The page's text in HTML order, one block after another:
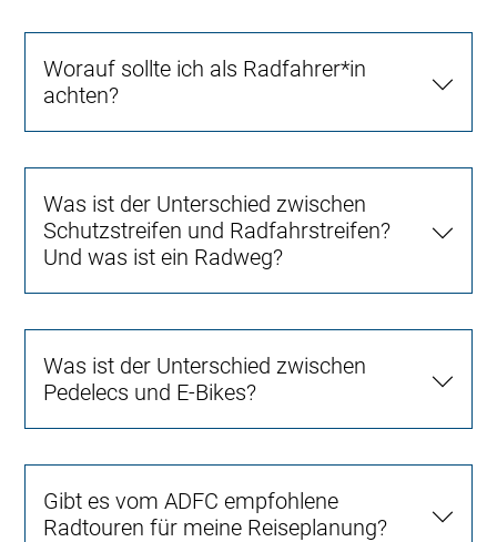
Worauf sollte ich als Radfahrer*in
achten?
Was ist der Unterschied zwischen
Schutzstreifen und Radfahrstreifen?
Und was ist ein Radweg?
Was ist der Unterschied zwischen
Pedelecs und E-Bikes?
Gibt es vom ADFC empfohlene
Radtouren für meine Reiseplanung?